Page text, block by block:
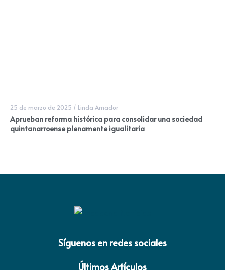
25 de marzo de 2025 / Linda Amador
Aprueban reforma histórica para consolidar una sociedad
quintanarroense plenamente igualitaria
Síguenos en redes sociales
Últimos Artículos